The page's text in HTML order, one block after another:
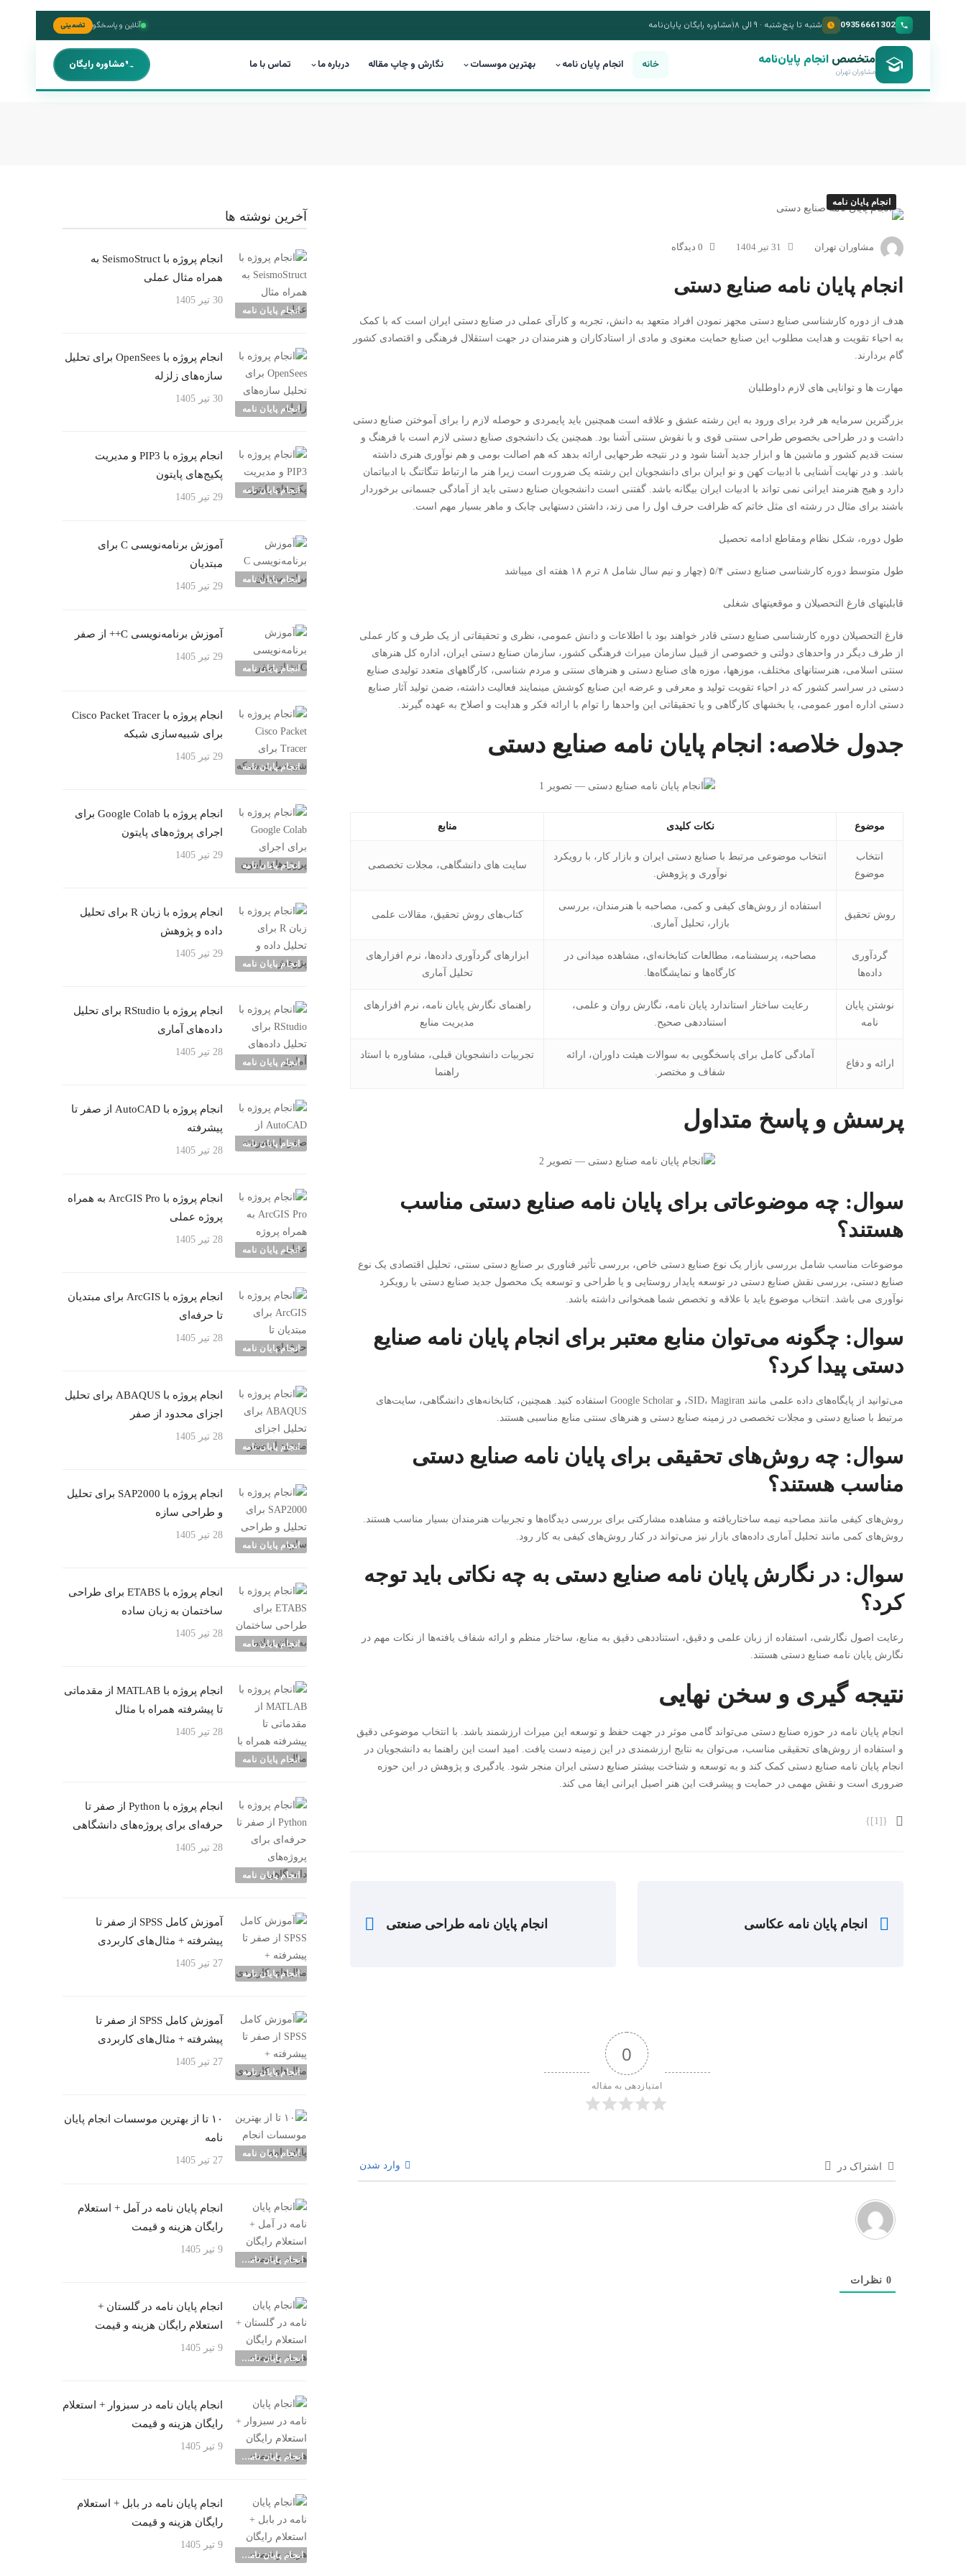
09356661302 شنبه تا پنج‌شنبه · ۹ الی ۱۸ مشاوره رایگان پایان‌نامه آنلاین و پاسخگو تضمینی
متخصص انجام پایان‌نامه
مشاوران تهران خانه انجام پایان نامه بهترین موسسات نگارش و چاپ مقاله درباره ما تماس با ما مشاوره رایگان
انجام پایان نامه
مشاوران تهران 31 تیر 1404 0 دیدگاه
انجام پایان نامه صنایع دستی
هدف از دوره کارشناسی صنایع دستی مجهز نمودن افراد متعهد به دانش، تجربه و کارآی عملی در صنایع دستی ایران است که با کمک
به احیاء تقویت و هدایت مطلوب این صنایع حمایت معنوی و مادی از استادکاران و هنرمندان در جهت استقلال فرهنگی و اقتصادی کشور
گام بردارند.
مهارت ها و توانایی های لازم داوطلبان
بزرگترین سرمایه هر فرد برای ورود به این رشته عشق و علاقه است همچنین باید پایمردی و حوصله لازم را برای آموختن صنایع دستی
داشت و در طراحی بخصوص طراحی سنتی قوی و با نقوش سنتی آشنا بود. همچنین یک دانشجوی صنایع دستی لازم است با فرهنگ و
سنت قدیم کشور و ماشین ها و ابزار جدید آشنا شود و در نتیجه طرحهایی ارائه بدهد که هم اصالت بومی و هم نوآوری هنری داشته
باشد. و در نهایت آشنایی با ادبیات کهن و نو ایران برای دانشجویان این رشته یک ضرورت است زیرا هنر ما ارتباط تنگاتنگ با ادبیاتمان
دارد و هیج هنرمند ایرانی نمی تواند با ادبیات ایران بیگانه باشد. گفتنی است دانشجویان صنایع دستی باید از آمادگی جسمانی برخوردار
باشند برای مثال در رشته ای مثل خاتم که ظرافت حرف اول را می زند، داشتن دستهایی چابک و ماهر بسیار مهم است.
طول دوره، شکل نظام ومقاطع ادامه تحصيل
طول متوسط دوره کارشناسی صنایع دستی ۵/۴ (چهار و نیم سال شامل ۸ ترم ۱۸ هفته ای میباشد
قابلیتهای فارغ التحصیلان و موقعیتهای شغلی
فارغ التحصیلان دوره کارشناسی صنایع دستی قادر خواهند بود با اطلاعات و دانش عمومی، نظری و تحقیقاتی از یک طرف و کار عملی
از طرف دیگر در واحدهای دولتی و خصوصی از قبیل سازمان میراث فرهنگی کشور، سازمان صنایع دستی ایران، اداره کل هنرهای
سنتی اسلامی، هنرستانهای مختلف، موزهها، موزه های صنایع دستی و هنرهای سنتی و مردم شناسی، کارگاههای متعدد تولیدی صنایع
دستی در سراسر کشور که در احیاء تقویت تولید و معرفی و عرضه این صنایع کوشش مینمایند فعالیت داشته، ضمن تولید آثار صنایع
دستی اداره امور عمومی، یا بخشهای کارگاهی و یا تحقیقاتی این واحدها را توام با ارائه فکر و هدایت و اصلاح به عهده گیرند.
جدول خلاصه: انجام پایان نامه صنایع دستی
موضوع نکات کلیدی منابع
انتخاب
موضوع
انتخاب موضوعی مرتبط با صنایع دستی ایران و بازار کار، با رویکرد
نوآوری و پژوهش.
سایت های دانشگاهی، مجلات تخصصی
روش تحقیق
استفاده از روش‌های کیفی و کمی، مصاحبه با هنرمندان، بررسی
بازار، تحلیل آماری.
کتاب‌های روش تحقیق، مقالات علمی
گردآوری
داده‌ها
مصاحبه، پرسشنامه، مطالعات کتابخانه‌ای، مشاهده میدانی در
کارگاه‌ها و نمایشگاه‌ها.
ابزارهای گردآوری داده‌ها، نرم افزارهای
تحلیل آماری
نوشتن پایان
نامه
رعایت ساختار استاندارد پایان نامه، نگارش روان و علمی،
استناددهی صحیح.
راهنمای نگارش پایان نامه، نرم افزارهای
مدیریت منابع
ارائه و دفاع
آمادگی کامل برای پاسخگویی به سوالات هیئت داوران، ارائه
شفاف و مختصر.
تجربیات دانشجویان قبلی، مشاوره با استاد
راهنما
پرسش و پاسخ متداول
سوال: چه موضوعاتی برای پایان نامه صنایع دستی مناسب
هستند؟
موضوعات مناسب شامل بررسی بازار یک نوع صنایع دستی خاص، بررسی تأثیر فناوری بر صنایع دستی سنتی، تحلیل اقتصادی یک نوع
صنایع دستی، بررسی نقش صنایع دستی در توسعه پایدار روستایی و یا طراحی و توسعه یک محصول جدید صنایع دستی با رویکرد
نوآوری می باشد. انتخاب موضوع باید با علاقه و تخصص شما همخوانی داشته باشد.
سوال: چگونه می‌توان منابع معتبر برای انجام پایان نامه صنایع
دستی پیدا کرد؟
می‌توانید از پایگاه‌های داده علمی مانند SID، Magiran، و Google Scholar استفاده کنید. همچنین، کتابخانه‌های دانشگاهی، سایت‌های
مرتبط با صنایع دستی و مجلات تخصصی در زمینه صنایع دستی و هنرهای سنتی منابع مناسبی هستند.
سوال: چه روش‌های تحقیقی برای پایان نامه صنایع دستی
مناسب هستند؟
روش‌های کیفی مانند مصاحبه نیمه ساختاریافته و مشاهده مشارکتی برای بررسی دیدگاه‌ها و تجربیات هنرمندان بسیار مناسب هستند.
روش‌های کمی مانند تحلیل آماری داده‌های بازار نیز می‌تواند در کنار روش‌های کیفی به کار رود.
سوال: در نگارش پایان نامه صنایع دستی به چه نکاتی باید توجه
کرد؟
رعایت اصول نگارشی، استفاده از زبان علمی و دقیق، استناددهی دقیق به منابع، ساختار منظم و ارائه شفاف یافته‌ها از نکات مهم در
نگارش پایان نامه صنایع دستی هستند.
نتیجه گیری و سخن نهایی
انجام پایان نامه در حوزه صنایع دستی می‌تواند گامی موثر در جهت حفظ و توسعه این میراث ارزشمند باشد. با انتخاب موضوعی دقیق
و استفاده از روش‌های تحقیقی مناسب، می‌توان به نتایج ارزشمندی در این زمینه دست یافت. امید است این راهنما به دانشجویان در
انجام پایان نامه صنایع دستی کمک کند و به توسعه و شناخت بیشتر صنایع دستی ایران منجر شود. یادگیری و پژوهش در این حوزه
ضروری است و نقش مهمی در حمایت و پیشرفت این هنر اصیل ایرانی ایفا می کند.
{[1]}
انجام پایان نامه عکاسی انجام پایان نامه طراحی صنعتی
0
امتیازدهی به مقاله
اشتراک در وارد شدن
0 نظرات
آخرین نوشته ها
انجام پایان نامه
انجام پروژه با SeismoStruct به
همراه مثال عملی
30 تیر 1405
انجام پایان نامه
انجام پروژه با OpenSees برای تحلیل
سازه‌های زلزله
30 تیر 1405
انجام پایان نامه
انجام پروژه با PIP3 و مدیریت
پکیج‌های پایتون
29 تیر 1405
انجام پایان نامه
آموزش برنامه‌نویسی C برای
مبتدیان
29 تیر 1405
انجام پایان نامه
آموزش برنامه‌نویسی C++ از صفر
29 تیر 1405
انجام پایان نامه
انجام پروژه با Cisco Packet Tracer
برای شبیه‌سازی شبکه
29 تیر 1405
انجام پایان نامه
انجام پروژه با Google Colab برای
اجرای پروژه‌های پایتون
29 تیر 1405
انجام پایان نامه
انجام پروژه با زبان R برای تحلیل
داده و پژوهش
29 تیر 1405
انجام پایان نامه
انجام پروژه با RStudio برای تحلیل
داده‌های آماری
28 تیر 1405
انجام پایان نامه
انجام پروژه با AutoCAD از صفر تا
پیشرفته
28 تیر 1405
انجام پایان نامه
انجام پروژه با ArcGIS Pro به همراه
پروژه عملی
28 تیر 1405
انجام پایان نامه
انجام پروژه با ArcGIS برای مبتدیان
تا حرفه‌ای
28 تیر 1405
انجام پایان نامه
انجام پروژه با ABAQUS برای تحلیل
اجزای محدود از صفر
28 تیر 1405
انجام پایان نامه
انجام پروژه با SAP2000 برای تحلیل
و طراحی سازه
28 تیر 1405
انجام پایان نامه
انجام پروژه با ETABS برای طراحی
ساختمان به زبان ساده
28 تیر 1405
انجام پایان نامه
انجام پروژه با MATLAB از مقدماتی
تا پیشرفته همراه با مثال
28 تیر 1405
انجام پایان نامه
انجام پروژه با Python از صفر تا
حرفه‌ای برای پروژه‌های دانشگاهی
28 تیر 1405
انجام پایان نامه
آموزش کامل SPSS از صفر تا
پیشرفته + مثال‌های کاربردی
27 تیر 1405
انجام پایان نامه
آموزش کامل SPSS از صفر تا
پیشرفته + مثال‌های کاربردی
27 تیر 1405
انجام پایان نامه
۱۰ تا از بهترین موسسات انجام پایان
نامه
27 تیر 1405
انجام پایان نامه شهرها
انجام پایان نامه در آمل + استعلام
رایگان هزینه و قیمت
9 تیر 1405
انجام پایان نامه شهرها
انجام پایان نامه در گلستان +
استعلام رایگان هزینه و قیمت
9 تیر 1405
انجام پایان نامه شهرها
انجام پایان نامه در سبزوار + استعلام
رایگان هزینه و قیمت
9 تیر 1405
انجام پایان نامه شهرها
انجام پایان نامه در بابل + استعلام
رایگان هزینه و قیمت
9 تیر 1405